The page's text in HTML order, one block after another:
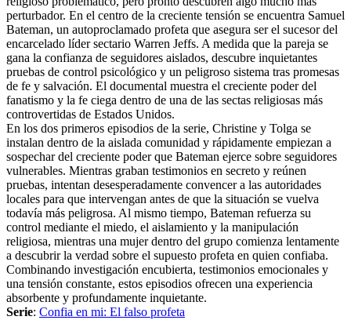
perturbador. En el centro de la creciente tensión se encuentra Samuel
Bateman, un autoproclamado profeta que asegura ser el sucesor del
encarcelado líder sectario Warren Jeffs. A medida que la pareja se
gana la confianza de seguidores aislados, descubre inquietantes
pruebas de control psicológico y un peligroso sistema tras promesas
de fe y salvación. El documental muestra el creciente poder del
fanatismo y la fe ciega dentro de una de las sectas religiosas más
controvertidas de Estados Unidos.
En los dos primeros episodios de la serie, Christine y Tolga se
instalan dentro de la aislada comunidad y rápidamente empiezan a
sospechar del creciente poder que Bateman ejerce sobre seguidores
vulnerables. Mientras graban testimonios en secreto y reúnen
pruebas, intentan desesperadamente convencer a las autoridades
locales para que intervengan antes de que la situación se vuelva
todavía más peligrosa. Al mismo tiempo, Bateman refuerza su
control mediante el miedo, el aislamiento y la manipulación
religiosa, mientras una mujer dentro del grupo comienza lentamente
a descubrir la verdad sobre el supuesto profeta en quien confiaba.
Combinando investigación encubierta, testimonios emocionales y
una tensión constante, estos episodios ofrecen una experiencia
absorbente y profundamente inquietante.
Serie: Confia en mi: El falso profeta